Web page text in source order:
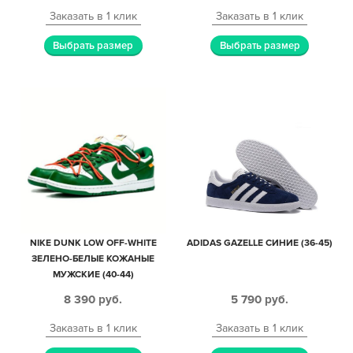
Заказать в 1 клик
Выбрать размер
Заказать в 1 клик
Выбрать размер
NIKE DUNK LOW OFF-WHITE
ЗЕЛЕНО-БЕЛЫЕ КОЖАНЫЕ
МУЖСКИЕ (40-44)
8 390 руб.
Заказать в 1 клик
ADIDAS GAZELLE СИНИЕ (36-45)
5 790 руб.
Заказать в 1 клик